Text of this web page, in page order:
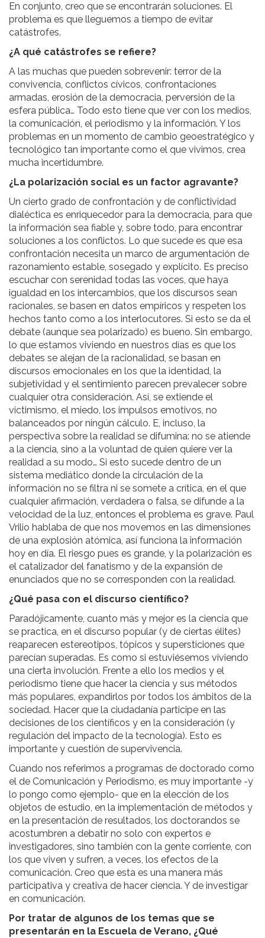
En conjunto, creo que se encontrarán soluciones. El
problema es que lleguemos a tiempo de evitar
catástrofes.
¿A qué catástrofes se refiere?
A las muchas que pueden sobrevenir: terror de la
convivencia, conflictos cívicos, confrontaciones
armadas, erosión de la democracia, perversión de la
esfera pública… Todo esto tiene que ver con los medios,
la comunicación, el periodismo y la información. Y los
problemas en un momento de cambio geoestratégico y
tecnológico tan importante como el que vivimos, crea
mucha incertidumbre.
¿La polarización social es un factor agravante?
Un cierto grado de confrontación y de conflictividad
dialéctica es enriquecedor para la democracia, para que
la información sea fiable y, sobre todo, para encontrar
soluciones a los conflictos. Lo que sucede es que esa
confrontación necesita un marco de argumentación de
razonamiento estable, sosegado y explícito. Es preciso
escuchar con serenidad todas las voces, que haya
igualdad en los intercambios, que los discursos sean
racionales, se basen en datos empíricos y respeten los
hechos tanto como a los interlocutores. Si esto se da el
debate (aunque sea polarizado) es bueno. Sin embargo,
lo que estamos viviendo en nuestros días es que los
debates se alejan de la racionalidad, se basan en
discursos emocionales en los que la identidad, la
subjetividad y el sentimiento parecen prevalecer sobre
cualquier otra consideración. Así, se extiende el
victimismo, el miedo, los impulsos emotivos, no
balanceados por ningún cálculo. E, incluso, la
perspectiva sobre la realidad se difumina: no se atiende
a la ciencia, sino a la voluntad de quien quiere ver la
realidad a su modo… Si esto sucede dentro de un
sistema mediático donde la circulación de la
información no se filtra ni se somete a crítica, en el que
cualquier afirmación, verdadera o falsa, se difunde a la
velocidad de la luz, entonces el problema es grave. Paul
Vrilio hablaba de que nos movemos en las dimensiones
de una explosión atómica, así funciona la información
hoy en día. El riesgo pues es grande, y la polarización es
el catalizador del fanatismo y de la expansión de
enunciados que no se corresponden con la realidad.
¿Qué pasa con el discurso científico?
Paradójicamente, cuanto más y mejor es la ciencia que
se practica, en el discurso popular (y de ciertas élites)
reaparecen estereotipos, tópicos y supersticiones que
parecían superadas. Es como si estuviésemos viviendo
una cierta involución. Frente a ello los medios y el
periodismo tiene que hacer la ciencia y sus métodos
más populares, expandirlos por todos los ámbitos de la
sociedad. Hacer que la ciudadanía participe en las
decisiones de los científicos y en la consideración (y
regulación del impacto de la tecnología). Esto es
importante y cuestión de supervivencia.
Cuando nos referimos a programas de doctorado como
el de Comunicación y Periodismo, es muy importante -y
lo pongo como ejemplo- que en la elección de los
objetos de estudio, en la implementación de métodos y
en la presentación de resultados, los doctorandos se
acostumbren a debatir no solo con expertos e
investigadores, sino también con la gente corriente, con
los que viven y sufren, a veces, los efectos de la
comunicación. Creo que esta es una manera más
participativa y creativa de hacer ciencia. Y de investigar
en comunicación.
Por tratar de algunos de los temas que se
presentarán en la Escuela de Verano, ¿Qué